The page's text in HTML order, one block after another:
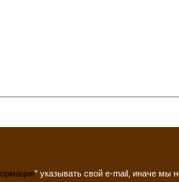
" указывать свой e-mail, иначе мы